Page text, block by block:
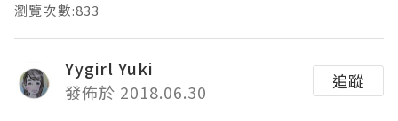
瀏覽次數:833
Yygirl Yuki
發佈於 2018.06.30
追蹤